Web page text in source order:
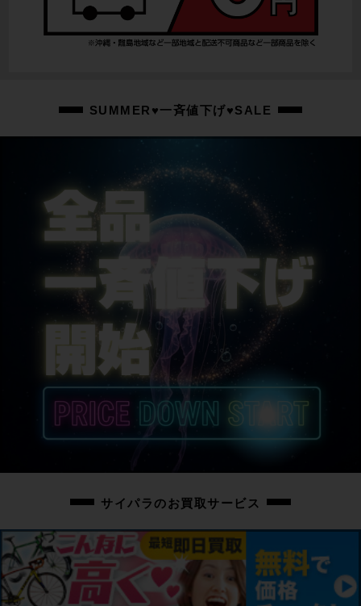
シートポスト
MERIDA
中古：A（使用感の少ない美品）
こちらの自転車は以下の確認を行っております。
変速：正常に動作します。
ブレーキ：正常に動作します。
薄い汚れ程度はありますが、非常に状態の良い車体です。
上記以外の確認とメンテナンスは行っておりません。
※ペダル、ライト用の電池は付属いたしません。別途ご用意下さい。
画像に無いキズや汚れもございます。
※出品後に店頭にて展示しておりますので展示キズがございます。
※ペダルなどの付属品に関しては写真に写っているものですべてとなりますの
でご了承ください。
SUMMER♥一斉値下げ♥SALE
サイパラのお買取サービス